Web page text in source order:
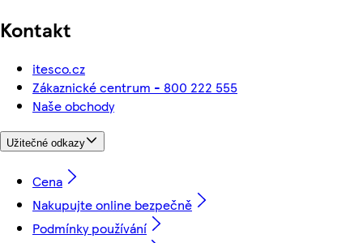
Kontakt
itesco.cz
Zákaznické centrum - 800 222 555
Naše obchody
Užitečné odkazy
Cena
Nakupujte online bezpečně
Podmínky používání